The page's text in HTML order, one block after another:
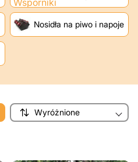
Nosidła na piwo i napoje
Wyróżnione